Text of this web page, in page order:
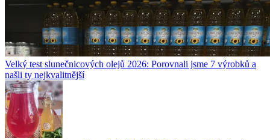
Velký test slunečnicových olejů 2026: Porovnali jsme 7 výrobků a
našli ty nejkvalitnější